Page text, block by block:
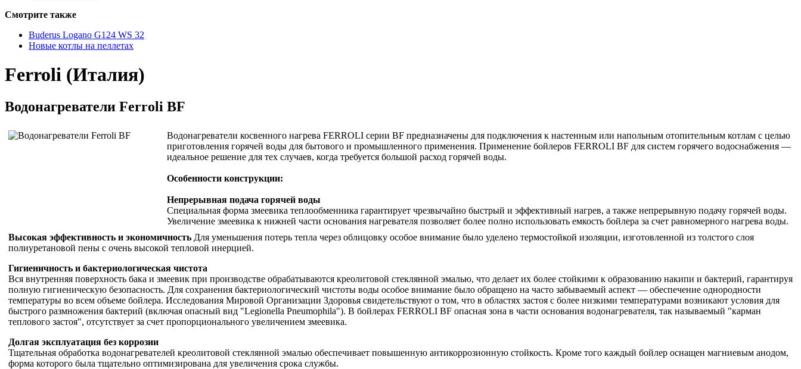
Смотрите также
Buderus Logano G124 WS 32
Новые котлы на пеллетах
Ferroli (Италия)
Водонагреватели Ferroli BF
Водонагреватели косвенного нагрева FERROLI серии BF предназначены для подключения к настенным или напольным отопительным котлам с целью
приготовления горячей воды для бытового и промышленного применения. Применение бойлеров FERROLI BF для систем горячего водоснабжения —
идеальное решение для тех случаев, когда требуется большой расход горячей воды.
Особенности конструкции:
Непрерывная подача горячей воды
Специальная форма змеевика теплообменника гарантирует чрезвычайно быстрый и эффективный нагрев, а также непрерывную подачу горячей воды.
Увеличение змеевика к нижней части основания нагревателя позволяет более полно использовать емкость бойлера за счет равномерного нагрева воды.
Высокая эффективность и экономичность Для уменьшения потерь тепла через облицовку особое внимание было уделено термостойкой изоляции, изготовленной из толстого слоя
полиуретановой пены с очень высокой тепловой инерцией.
Гигиеничность и бактериологическая чистота
Вся внутренняя поверхность бака и змеевик при производстве обрабатываются креолитовой стеклянной эмалью, что делает их более стойкими к образованию накипи и бактерий, гарантируя
полную гигиеническую безопасность. Для сохранения бактериологический чистоты воды особое внимание было обращено на часто забываемый аспект — обеспечение однородности
температуры во всем объеме бойлера. Исследования Мировой Организации Здоровья свидетельствуют о том, что в областях застоя с более низкими температурами возникают условия для
быстрого размножения бактерий (включая опасный вид "Legionella Pneumophila"). В бойлерах FERROLI BF опасная зона в части основания водонагревателя, так называемый "карман
теплового застоя", отсутствует за счет пропорционального увеличением змеевика.
Долгая эксплуатация без коррозии
Тщательная обработка водонагревателей креолитовой стеклянной эмалью обеспечивает повышенную антикоррозионную стойкость. Кроме того каждый бойлер оснащен магниевым анодом,
форма которого была тщательно оптимизирована для увеличения срока службы.